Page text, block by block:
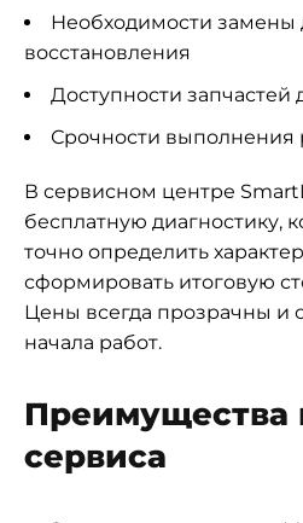
Необходимости замены
восстановления
Доступности
Срочности выполнения
В сервисном центре
бесплатную диагностику,
точно определить
сформировать итоговую
Цены всегда прозрачны и
начала работ.
Преимущества
сервиса